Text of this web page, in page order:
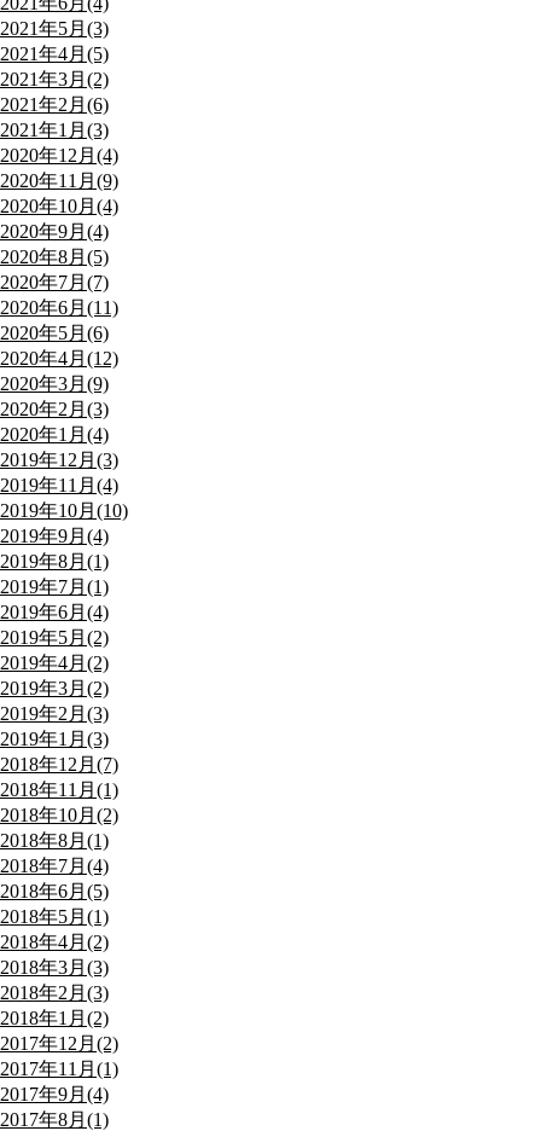
2021年5月(3)
2021年4月(5)
2021年3月(2)
2021年2月(6)
2021年1月(3)
2020年12月(4)
2020年11月(9)
2020年10月(4)
2020年9月(4)
2020年8月(5)
2020年7月(7)
2020年6月(11)
2020年5月(6)
2020年4月(12)
2020年3月(9)
2020年2月(3)
2020年1月(4)
2019年12月(3)
2019年11月(4)
2019年10月(10)
2019年9月(4)
2019年8月(1)
2019年7月(1)
2019年6月(4)
2019年5月(2)
2019年4月(2)
2019年3月(2)
2019年2月(3)
2019年1月(3)
2018年12月(7)
2018年11月(1)
2018年10月(2)
2018年8月(1)
2018年7月(4)
2018年6月(5)
2018年5月(1)
2018年4月(2)
2018年3月(3)
2018年2月(3)
2018年1月(2)
2017年12月(2)
2017年11月(1)
2017年9月(4)
2017年8月(1)